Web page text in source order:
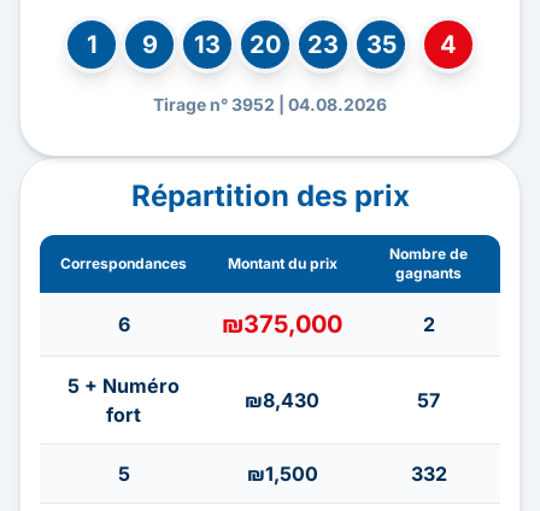
1 9 13 20 23 35 4
Tirage n° 3952 | 04.08.2026
Répartition des prix
Correspondances Montant du prix
Nombre de
gagnants
6 ₪375,000 2
5 + Numéro
fort
₪8,430 57
5 ₪1,500 332